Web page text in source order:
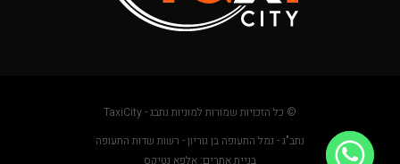
© כל הזכויות שמורות למוניות נתבג - TaxiCity
נתב"ג - נמל התעופה בן גוריון - רשות שדות התעופה
בניית אתרים: אלפא נטיקס